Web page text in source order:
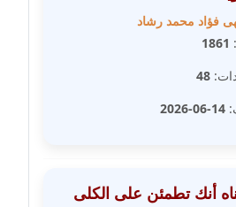
سعيد
الدين
فؤاد محمد رشاد
1861
48
14-06-2026
أنك تطمئن على الكلى